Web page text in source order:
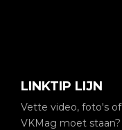
LINKTIP LIJN
Vette video, foto's
VKMag moet staan?